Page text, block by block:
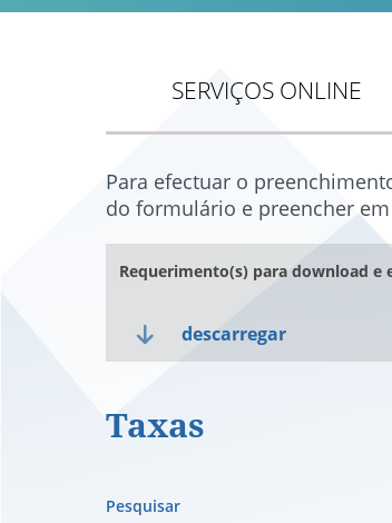
SERVIÇOS ONLINE
Para efectuar o
do formulário e preencher
Requerimento(s) para download e
descarregar
Taxas
Pesquisar